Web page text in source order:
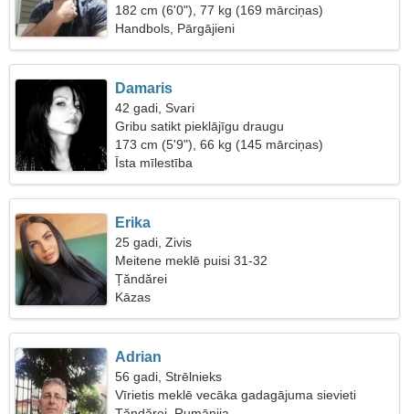
182 cm (6'0"), 77 kg (169 mārciņas)
Handbols, Pārgājieni
Damaris
42 gadi, Svari
Gribu satikt pieklājīgu draugu
173 cm (5'9"), 66 kg (145 mārciņas)
Īsta mīlestība
Erika
25 gadi, Zivis
Meitene meklē puisi 31-32
Țăndărei
Kāzas
Adrian
56 gadi, Strēlnieks
Vīrietis meklē vecāka gadagājuma sievieti